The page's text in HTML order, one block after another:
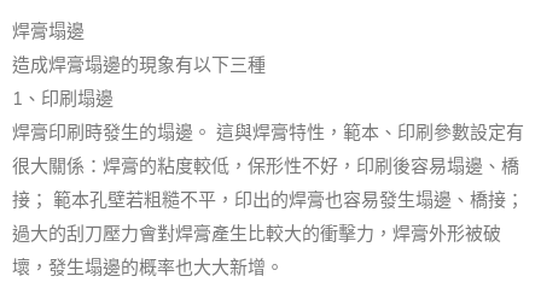
焊膏塌邊
造成焊膏塌邊的現象有以下三種
1、印刷塌邊
焊膏印刷時發生的塌邊。 這與焊膏特性，範本、印刷參數設定有
很大關係：焊膏的粘度較低，保形性不好，印刷後容易塌邊、橋
接； 範本孔壁若粗糙不平，印出的焊膏也容易發生塌邊、橋接；
過大的刮刀壓力會對焊膏產生比較大的衝擊力，焊膏外形被破
壞，發生塌邊的概率也大大新增。